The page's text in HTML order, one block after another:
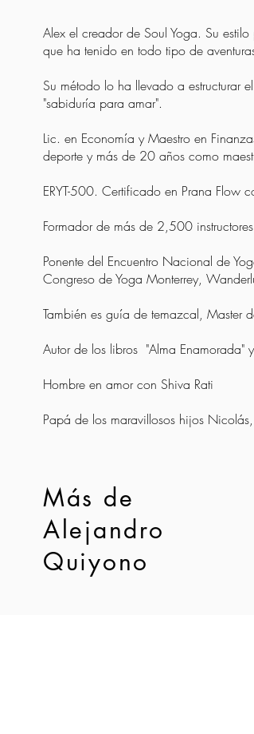
Alex el creador de Soul Yoga. Su
que ha tenido en todo tipo de
Su método lo ha llevado a estructurar
"sabiduría para amar".
Lic. en Economía y Maestro en
deporte y más de 20 años como
ERYT-500. Certificado en Prana Flow
Formador de más de 2,500
Ponente del Encuentro Nacional de
Congreso de Yoga Monterrey,
También es guía de temazcal, Master
Autor de los libros "Alma Enamorada"
Hombre en amor con Shiva Rati
Papá de los maravillosos hijos
Más de
Alejandro
Quiyono